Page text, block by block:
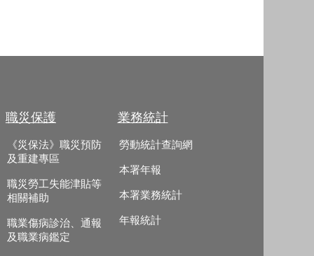
職災保護
《災保法》職災預防
及重建專區
職災勞工失能津貼等
相關補助
職業傷病診治、通報
及職業病鑑定
業務統計
勞動統計查詢網
本署年報
本署業務統計
年報統計